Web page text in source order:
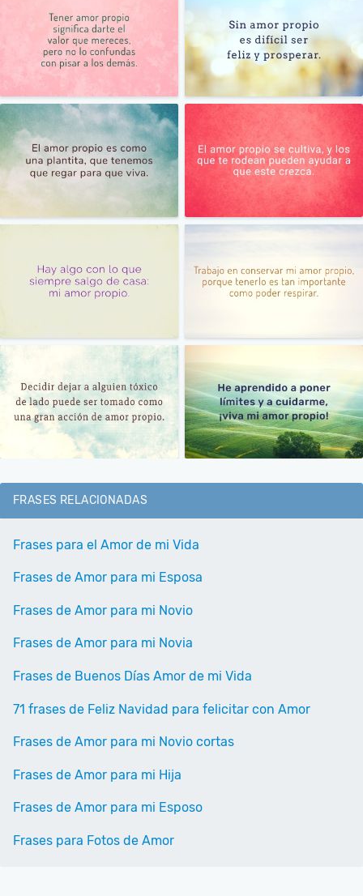
FRASES RELACIONADAS
Frases para el Amor de mi Vida
Frases de Amor para mi Esposa
Frases de Amor para mi Novio
Frases de Amor para mi Novia
Frases de Buenos Días Amor de mi Vida
71 frases de Feliz Navidad para felicitar con Amor
Frases de Amor para mi Novio cortas
Frases de Amor para mi Hija
Frases de Amor para mi Esposo
Frases para Fotos de Amor